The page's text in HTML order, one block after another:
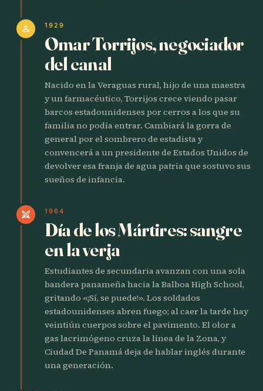
person 1929
Omar Torrijos, negociador
del canal
Nacido en la Veraguas rural, hijo de una maestra
y un farmacéutico, Torrijos crece viendo pasar
barcos estadounidenses por cerros a los que su
familia no podía entrar. Cambiará la gorra de
general por el sombrero de estadista y
convencerá a un presidente de Estados Unidos de
devolver esa franja de agua patria que sostuvo sus
sueños de infancia.
swords 1964
Día de los Mártires: sangre
en la verja
Estudiantes de secundaria avanzan con una sola
bandera panameña hacia la Balboa High School,
gritando «¡Sí, se puede!». Los soldados
estadounidenses abren fuego; al caer la tarde hay
veintiún cuerpos sobre el pavimento. El olor a
gas lacrimógeno cruza la línea de la Zona, y
Ciudad De Panamá deja de hablar inglés durante
una generación.